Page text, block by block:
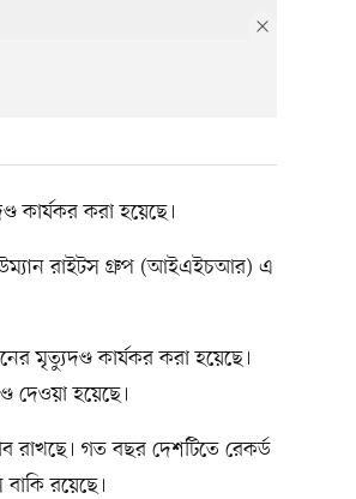
কার্যকর করা হয়েছে।
রাইটস গ্রুপ (আইএইচআর) এ
মৃত্যুদণ্ড কার্যকর করা হয়েছে।
দেওয়া হয়েছে।
গত বছর দেশটিতে রেকর্ড
রয়েছে।